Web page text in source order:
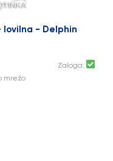
lovilna - Delphin
Zaloga:
mrežo